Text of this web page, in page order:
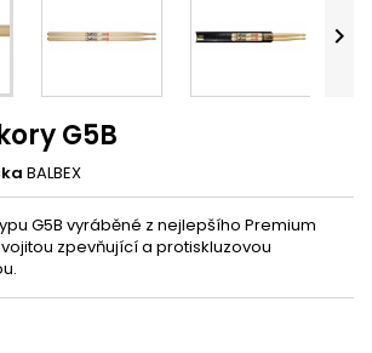

G5B
BALBEX
G5B vyráběné z nejlepšího Premium
zpevňující a protiskluzovou